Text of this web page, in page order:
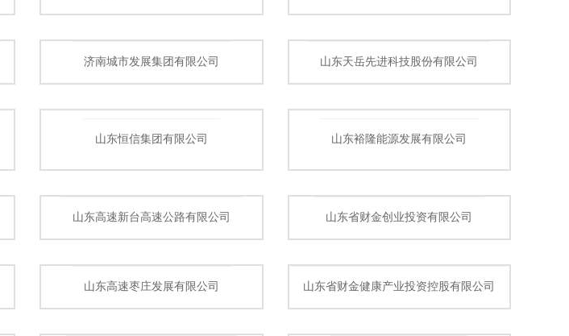
济南城市发展集团有限公司 山东天岳先进科技股份有限公司
山东恒信集团有限公司 山东裕隆能源发展有限公司
山东高速新台高速公路有限公司 山东省财金创业投资有限公司
山东高速枣庄发展有限公司 山东省财金健康产业投资控股有限公司